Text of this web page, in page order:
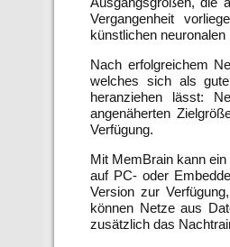
Vergangenheit
künstlichen
Nach erfolgreichem
welches sich als
heranziehen lässt:
angenäherten
Verfügung.
Mit MemBrain kann
auf PC- oder
Version zur
können Netze aus
zusätzlich das